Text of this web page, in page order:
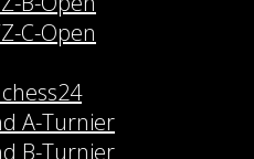
C-Open
A-Turnier
B-Turnier